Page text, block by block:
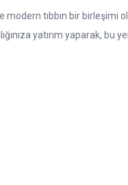
modern tıbbın bir birleşimi
yatırım yaparak, bu